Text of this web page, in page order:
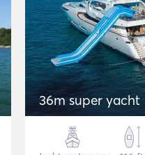
36m super yacht